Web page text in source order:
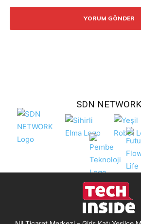
SDN NETWORK